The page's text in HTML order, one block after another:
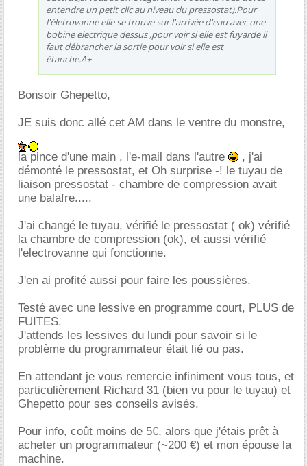
entendre un petit clic au niveau du pressostat).Pour
l'életrovanne elle se trouve sur l'arrivée d'eau avec une
bobine electrique dessus ,pour voir si elle est fuyarde il
faut débrancher la sortie pour voir si elle est
étanche.A+
Bonsoir Ghepetto,
JE suis donc allé cet AM dans le ventre du monstre,
la pince d'une main , l'e-mail dans l'autre
, j'ai
démonté le pressostat, et Oh surprise -! le tuyau de
liaison pressostat - chambre de compression avait
une balafre.....
J'ai changé le tuyau, vérifié le pressostat ( ok) vérifié
la chambre de compression (ok), et aussi vérifié
l'electrovanne qui fonctionne.
J'en ai profité aussi pour faire les poussières.
Testé avec une lessive en programme court, PLUS de
FUITES.
J'attends les lessives du lundi pour savoir si le
problème du programmateur était lié ou pas.
En attendant je vous remercie infiniment vous tous, et
particulièrement Richard 31 (bien vu pour le tuyau) et
Ghepetto pour ses conseils avisés.
Pour info, coût moins de 5€, alors que j'étais prêt à
acheter un programmateur (~200 €) et mon épouse la
machine.